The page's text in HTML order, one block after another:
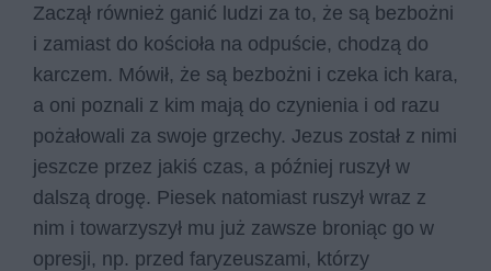
Zaczął również ganić ludzi za to, że są bezbożni
i zamiast do kościoła na odpuście, chodzą do
karczem. Mówił, że są bezbożni i czeka ich kara,
a oni poznali z kim mają do czynienia i od razu
pożałowali za swoje grzechy. Jezus został z nimi
jeszcze przez jakiś czas, a później ruszył w
dalszą drogę. Piesek natomiast ruszył wraz z
nim i towarzyszył mu już zawsze broniąc go w
opresji, np. przed faryzeuszami, którzy